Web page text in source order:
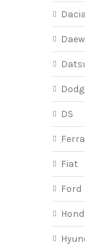
Dacia
DS
Fiat
Ford